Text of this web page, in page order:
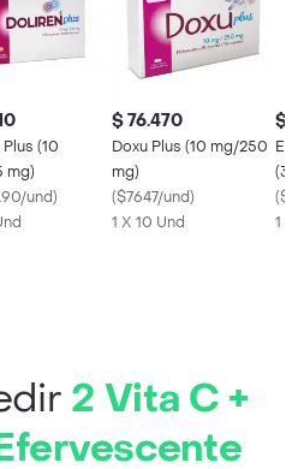
(10
mg)
und)
$ 76.470
Doxu Plus (10 mg/250
mg)
($7647/und)
1 X 10 Und
$
(
1 X
2 Vita C +